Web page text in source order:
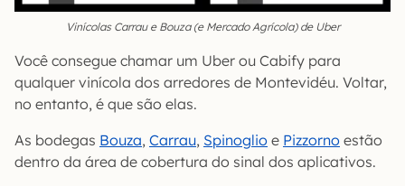
Vinícolas Carrau e Bouza (e Mercado Agrícola) de Uber
Você consegue chamar um Uber ou Cabify para
qualquer vinícola dos arredores de Montevidéu. Voltar,
no entanto, é que são elas.
As bodegas Bouza, Carrau, Spinoglio e Pizzorno estão
dentro da área de cobertura do sinal dos aplicativos.